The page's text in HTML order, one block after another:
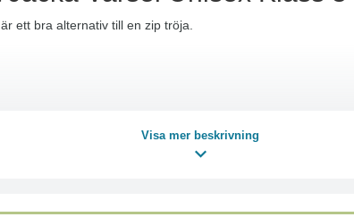
ett bra alternativ till en zip tröja.
Visa mer beskrivning